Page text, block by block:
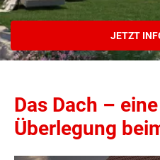
JETZT
Das Dach –
Überlegung